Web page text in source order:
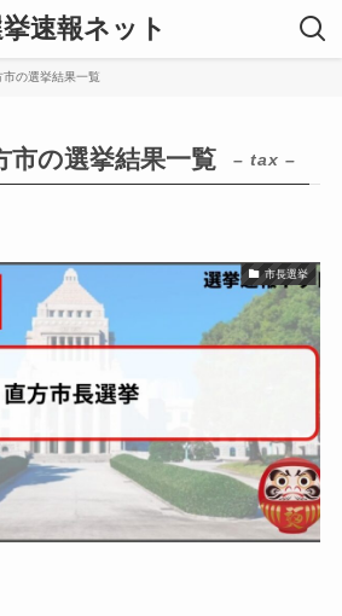
速報ネット
市の選挙結果一覧
市の選挙結果一覧 – tax –
市長選挙